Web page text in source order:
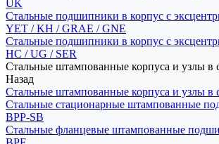
UK
Стальные подшипники в корпус с
YET / KH / GRAE / GNE
Стальные подшипники в корпус с
HC / UG / SER
Стальные штампованные корпуса и узлы в
Назад
Стальные штампованные корпуса и узлы в
Стальные стационарные штампованные
BPP-SB
Стальные фланцевые штампованные